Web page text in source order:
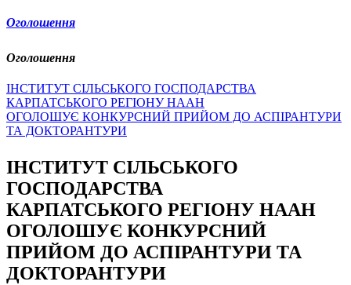
Оголошення
Оголошення
ІНСТИТУТ СІЛЬСЬКОГО ГОСПОДАРСТВА
КАРПАТСЬКОГО РЕГІОНУ НААН
ОГОЛОШУЄ КОНКУРСНИЙ ПРИЙОМ ДО АСПІРАНТУРИ
ТА ДОКТОРАНТУРИ
ІНСТИТУТ СІЛЬСЬКОГО
ГОСПОДАРСТВА
КАРПАТСЬКОГО РЕГІОНУ НААН
ОГОЛОШУЄ КОНКУРСНИЙ
ПРИЙОМ ДО АСПІРАНТУРИ ТА
ДОКТОРАНТУРИ